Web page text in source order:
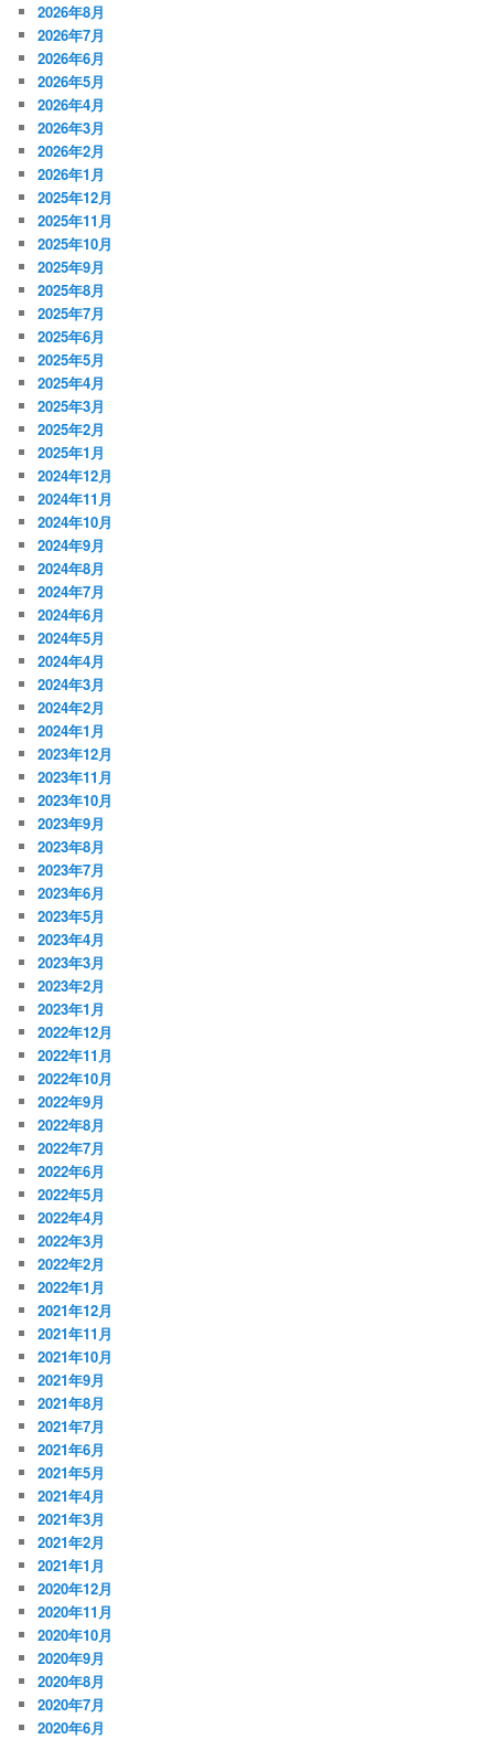
2026年8月
2026年7月
2026年6月
2026年5月
2026年4月
2026年3月
2026年2月
2026年1月
2025年12月
2025年11月
2025年10月
2025年9月
2025年8月
2025年7月
2025年6月
2025年5月
2025年4月
2025年3月
2025年2月
2025年1月
2024年12月
2024年11月
2024年10月
2024年9月
2024年8月
2024年7月
2024年6月
2024年5月
2024年4月
2024年3月
2024年2月
2024年1月
2023年12月
2023年11月
2023年10月
2023年9月
2023年8月
2023年7月
2023年6月
2023年5月
2023年4月
2023年3月
2023年2月
2023年1月
2022年12月
2022年11月
2022年10月
2022年9月
2022年8月
2022年7月
2022年6月
2022年5月
2022年4月
2022年3月
2022年2月
2022年1月
2021年12月
2021年11月
2021年10月
2021年9月
2021年8月
2021年7月
2021年6月
2021年5月
2021年4月
2021年3月
2021年2月
2021年1月
2020年12月
2020年11月
2020年10月
2020年9月
2020年8月
2020年7月
2020年6月